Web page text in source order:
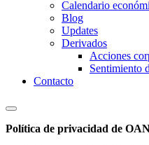
Calendario
Blog
Updates
Derivados
Acciones
Sentimiento
Contacto
Política de privacidad de